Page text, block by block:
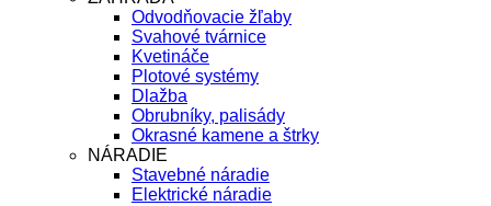
Odvodňovacie žľaby
Svahové tvárnice
Kvetináče
Plotové systémy
Dlažba
Obrubníky, palisády
Okrasné kamene a štrky
NÁRADIE
Stavebné náradie
Elektrické náradie